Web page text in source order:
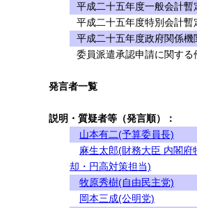
平成二十五年度一般会計暫
平成二十五年度特別会計暫
平成二十五年度政府関係機
委員派遣承認申請に関する
発言者一覧
説明・質疑者等（発言順）：
山本有二(予算委員長)
麻生太郎(財務大臣 内閣
却・円高対策担当)
牧原秀樹(自由民主党)
岡本三成(公明党)